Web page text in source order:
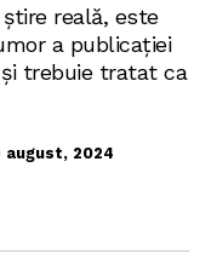
reală, este
a publicației
trebuie tratat ca
august, 2024